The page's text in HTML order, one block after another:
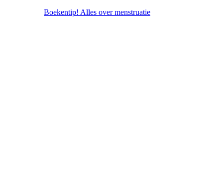
Boekentip! Alles over menstruatie